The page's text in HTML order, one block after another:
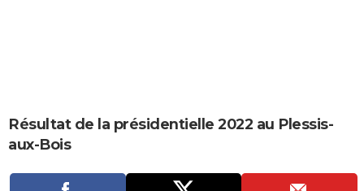
CARTE DE VOEUX
Carte de Noël
Carte Bonne année
Carte Saint-Valentin
Carte Pâques
Carte d'anniversaire
DICTIONNAIRE
Dictionnaire
Biographies
Expressions
Proverbes
PROGRAMME TV
Résultat de la présidentielle 2022 au Plessis-
aux-Bois